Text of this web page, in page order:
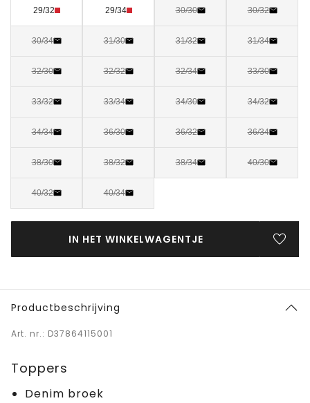
29/32 29/34 30/30 30/32
30/34 31/30 31/32 31/34
32/30 32/32 32/34 33/30
33/32 33/34 34/30 34/32
34/34 36/30 36/32 36/34
38/30 38/32 38/34 40/30
40/32 40/34
IN HET WINKELWAGENTJE
Productbeschrijving
Art. nr.: D37864115001
Toppers
Denim broek